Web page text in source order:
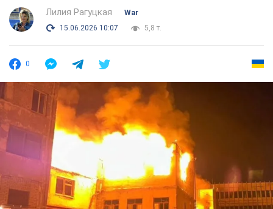
Лилия Рагуцкая
War
15.06.2026 10:07
5,8 т.
0